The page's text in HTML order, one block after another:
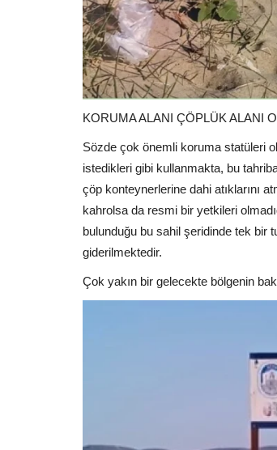
KORUMA ALANI ÇÖPLÜK ALANI
Sözde çok önemli koruma statüleri
istedikleri gibi kullanmakta, bu
çöp konteynerlerine dahi atıklarını
kahrolsa da resmi bir yetkileri
bulunduğu bu sahil şeridinde tek bir
giderilmektedir.
Çok yakın bir gelecekte bölgenin